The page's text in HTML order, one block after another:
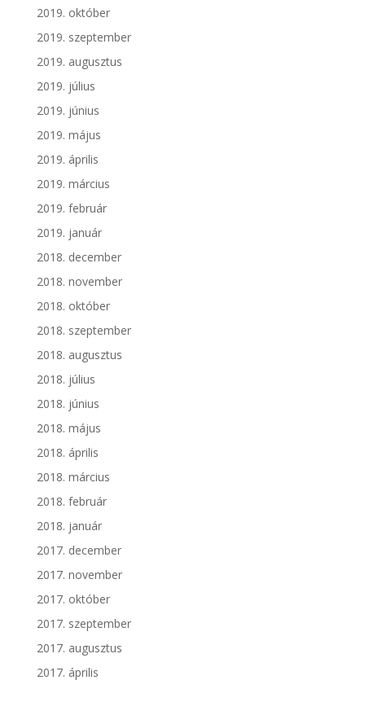
2019. október
2019. szeptember
2019. augusztus
2019. július
2019. június
2019. május
2019. április
2019. március
2019. február
2019. január
2018. december
2018. november
2018. október
2018. szeptember
2018. augusztus
2018. július
2018. június
2018. május
2018. április
2018. március
2018. február
2018. január
2017. december
2017. november
2017. október
2017. szeptember
2017. augusztus
2017. április